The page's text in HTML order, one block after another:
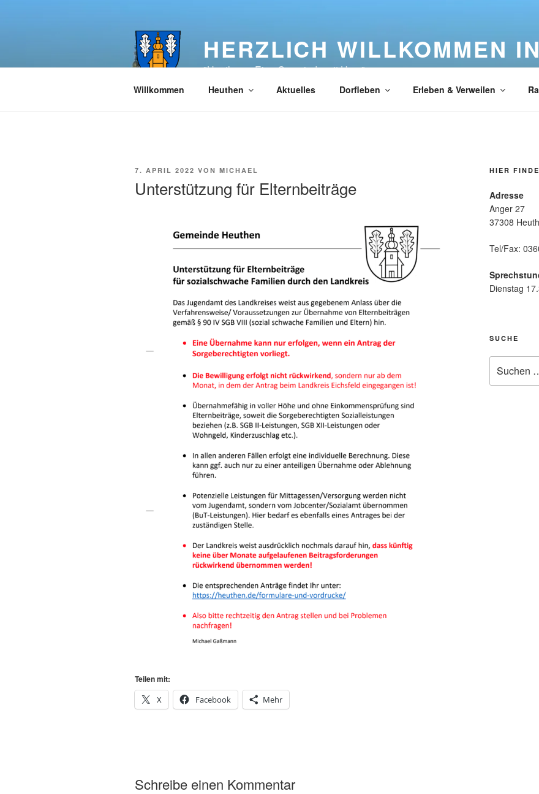
HERZLICH WILLKOMMEN
"Heuthen – Eine Gemeinde mit Herz"
Willkommen Heuthen Aktuelles Dorfleben Erleben & Verweilen
VERÖFFENTLICHT
7. APRIL 2022 VON MICHAEL
Unterstützung für Elternbeiträge
Teilen mit:
X
Facebook Mehr
Schreibe einen Kommentar
HIER
Adresse
Anger 27
37308
Tel/Fax:
Dienstag
SUCHE
nach: